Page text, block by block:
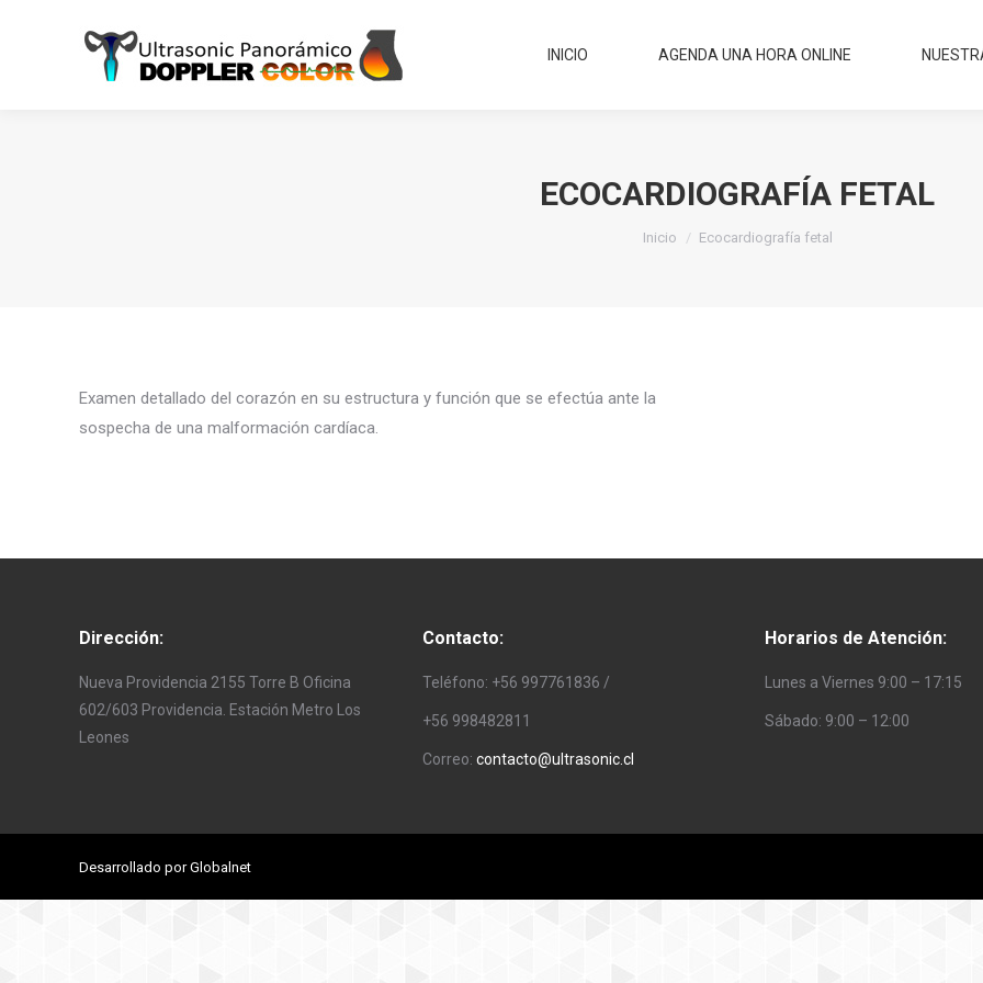
INICIO AGENDA UNA HORA ONLINE
ECOCARDIOGRAFÍA FETAL
Estás aquí:
Inicio Ecocardiografía fetal
Examen detallado del corazón en su estructura y función que se efectúa ante la
sospecha de una malformación cardíaca.
Dirección:
Nueva Providencia 2155 Torre B Oficina
602/603 Providencia. Estación Metro Los
Leones
Contacto:
Teléfono: +56 997761836 /
+56 998482811
Correo: contacto@ultrasonic.cl
Horarios de Atención:
Lunes a Viernes 9:00 – 17:15
Sábado: 9:00 – 12:00
Desarrollado por Globalnet
INICIO AGENDA UNA HORA ONLINE